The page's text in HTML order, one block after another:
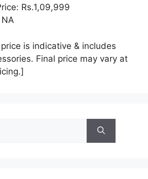
Rs.1,09,999
is indicative & includes
Final price may vary at